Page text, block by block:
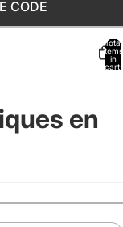
CODE
Total
items
in
cart:
en